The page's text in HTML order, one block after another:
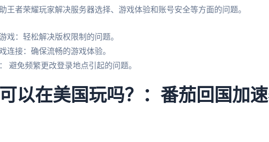
王者荣耀玩家解决服务器选择、游戏体验和账号安全等方面的问题。
戏：轻松解决版权限制的问题。
连接：确保流畅的游戏体验。
避免频繁更改登录地点引起的问题。
以在美国玩吗？：番茄回国加